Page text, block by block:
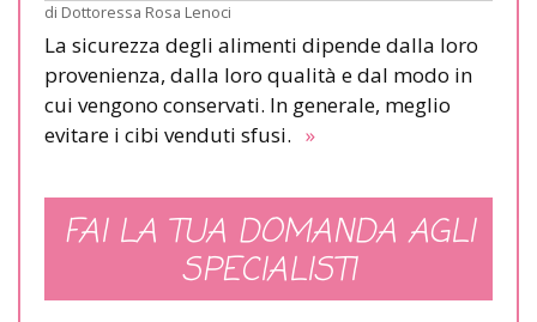
di Dottoressa Rosa Lenoci
La sicurezza degli alimenti dipende dalla loro
provenienza, dalla loro qualità e dal modo in
cui vengono conservati. In generale, meglio
evitare i cibi venduti sfusi. »
FAI LA TUA DOMANDA AGLI
SPECIALISTI